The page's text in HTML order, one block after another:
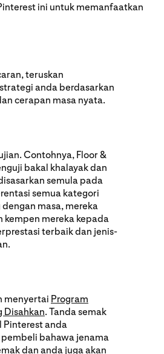
ini untuk memanfaatkan
teruskan
anda berdasarkan
cerapan masa nyata.
Contohnya, Floor &
bakal khalayak dan
semula pada
semua kategori
masa, mereka
kempen mereka kepada
terbaik dan jenis-
menyertai Program
Disahkan. Tanda semak
Pinterest anda
bahawa jenama
dan anda juga akan